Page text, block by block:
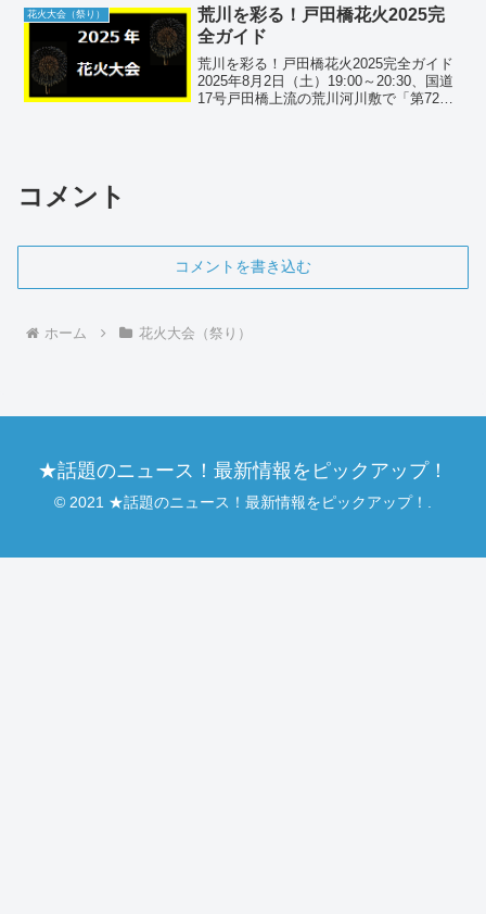
石巻川開き祭り」が開催されます。大正
時代から続くこの...
花火大会（祭り）
荒川を彩る！戸田橋花火2025完
全ガイド
荒川を彩る！戸田橋花火2025完全ガイド
2025年8月2日（土）19:00～20:30、国道
17号戸田橋上流の荒川河川敷で「第72回
コメント
コメントを書き込む
ホーム 花火大会（祭り）
★話題のニュース！最新情報をピックアップ！
© 2021 ★話題のニュース！最新情報をピックアップ！.